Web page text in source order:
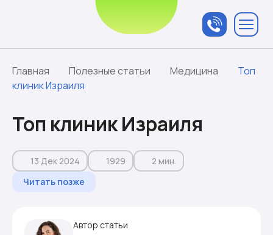
менеджером
Главная Полезные статьи Медицина
Топ
клиник Израиля
Топ клиник Израиля
Читать позже
13 Дек 2024 1929 2 мин.
Автор статьи